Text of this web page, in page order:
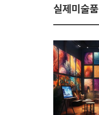
실제미술품